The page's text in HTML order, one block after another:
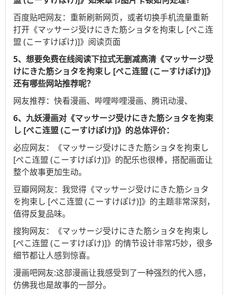
百度贴吧网友：重新刷新网页，或者切换手机流量重新
打开《マッサージ受けにきた筋ショタを拘束し [ぺこ连
盟 (こーすけぽけ)]》阅读页面
5、想要免费在线阅读下拉式无删减高清《マッサージ受
けにきた筋ショタを拘束し [ぺこ连盟 (こーすけぽけ)]》
还有哪些网站推荐呢？
网友推荐： 快看漫画、 哔哩哔哩漫画、 腾讯动漫、
6、九妖漫画对《マッサージ受けにきた筋ショタを拘束
し [ぺこ连盟 (こーすけぽけ)]》的总体评价：
必应网友：《マッサージ受けにきた筋ショタを拘束し
[ぺこ连盟 (こーすけぽけ)]》的配乐也很棒，搭配画面让
整个故事更加生动。
豆瓣网网友：我觉得《マッサージ受けにきた筋ショタ
を拘束し [ぺこ连盟 (こーすけぽけ)]》的主题非常深刻，
值得反复品味。
搜狗网友：《マッサージ受けにきた筋ショタを拘束し
[ぺこ连盟 (こーすけぽけ)]》的情节设计非常巧妙，很多
细节都让人感到惊喜。
漫画吧网友:这部漫画让我感受到了一种强烈的代入感，
仿佛我也是故事的一部分。